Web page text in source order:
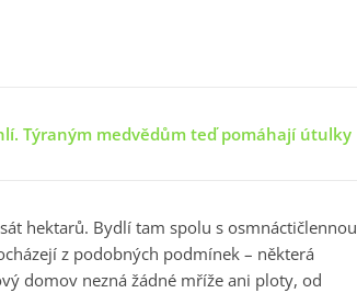
Týraným medvědům teď pomáhají útulky
hektarů. Bydlí tam spolu s osmnáctičlennou
z podobných podmínek – některá
domov nezná žádné mříže ani ploty, od